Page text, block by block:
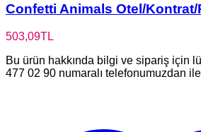
Confetti Animals Otel/Kontrat/
503,09TL
Bu ürün hakkında bilgi ve sipariş için
477 02 90 numaralı telefonumuzdan